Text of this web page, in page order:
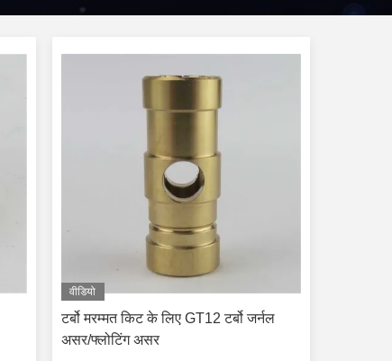
वीडियो
टर्बो मरम्मत किट के लिए GT12 टर्बो जर्नल
असर/फ्लोटिंग असर